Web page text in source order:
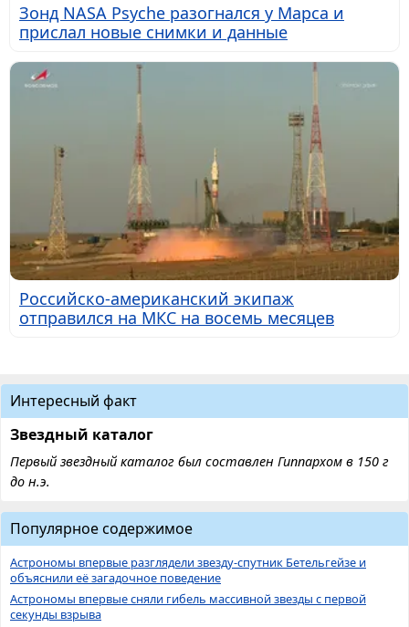
Зонд NASA Psyche разогнался у Марса и
прислал новые снимки и данные
Российско-американский экипаж
отправился на МКС на восемь месяцев
Интересный факт
Звездный каталог
Первый звездный каталог был составлен Гиппархом в 150 г
до н.э.
Популярное содержимое
Астрономы впервые разглядели звезду-спутник Бетельгейзе и
объяснили её загадочное поведение
Астрономы впервые сняли гибель массивной звезды с первой
секунды взрыва